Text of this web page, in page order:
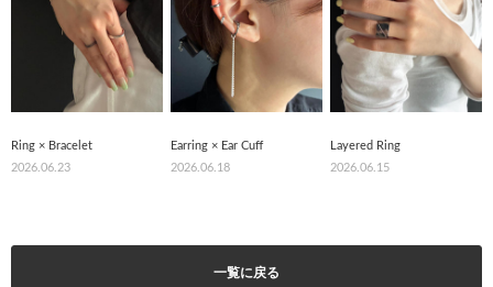
Ring × Bracelet
2026.06.23
Earring × Ear Cuff
2026.06.18
Layered Ring
2026.06.15
一覧に戻る